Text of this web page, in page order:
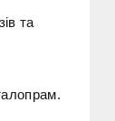
та